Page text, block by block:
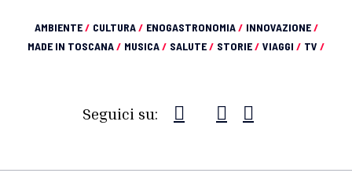
AMBIENTE/ CULTURA/ ENOGASTRONOMIA/ INNOVAZIONE/
MADE IN TOSCANA/ MUSICA/ SALUTE/ STORIE/ VIAGGI / TV /
Seguici su: